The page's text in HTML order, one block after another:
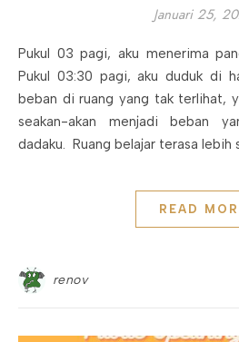
Januari 25,
Pukul 03 pagi, aku menerima panggilan masuk dari Rue.
Pukul 03:30 pagi, aku duduk di
beban di ruang yang tak terlihat,
seakan-akan menjadi beban
dadaku. Ruang belajar terasa lebih
READ
renov